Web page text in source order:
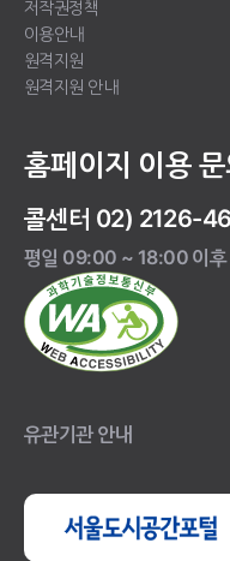
저작권정책
이용안내
원격지원
원격지원 안내
홈페이지 이용 문
콜센터 02) 2126-
평일 09:00 ~ 18:00 이후
유관기관 안내